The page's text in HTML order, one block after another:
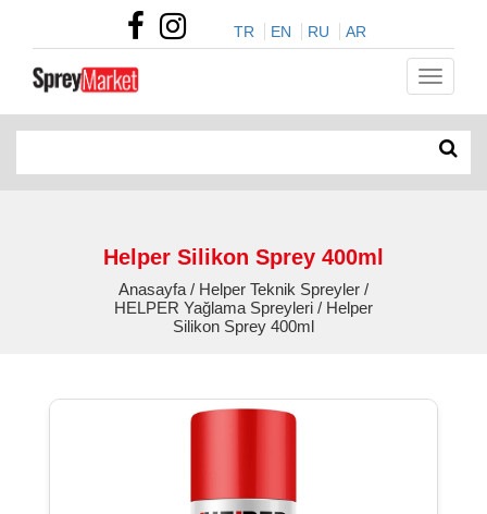
TR EN RU AR
Helper Silikon Sprey 400ml
Anasayfa / Helper Teknik Spreyler /
HELPER Yağlama Spreyleri / Helper
Silikon Sprey 400ml